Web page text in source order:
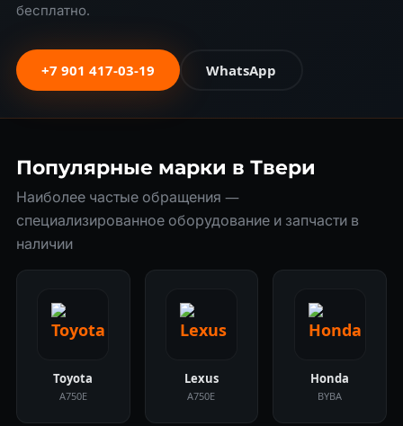
бесплатно.
+7 901 417-03-19 WhatsApp
Популярные марки в Твери
Наиболее частые обращения —
специализированное оборудование и запчасти в
наличии
Toyota
A750E
Lexus
A750E
Honda
BYBA